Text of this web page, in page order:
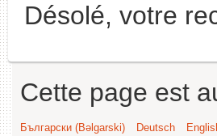
Désolé, votre
Cette page est
Български (Bəlgarski) Deutsch